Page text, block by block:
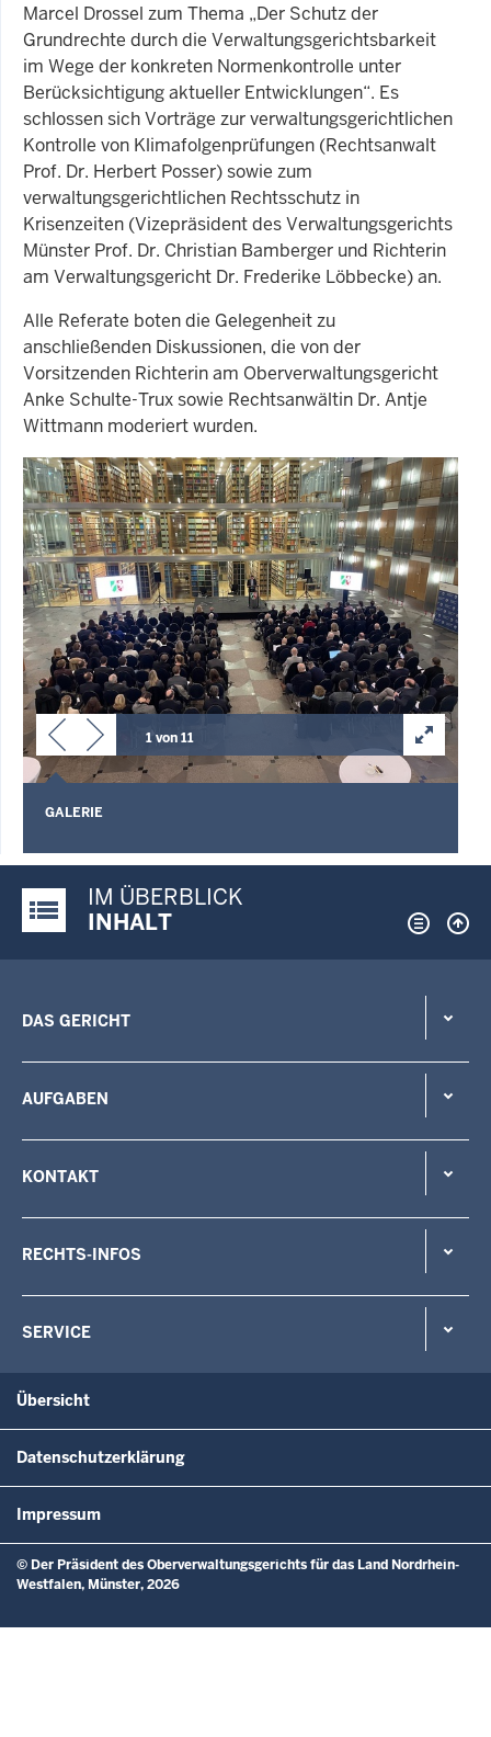
Marcel Drossel zum Thema „Der Schutz der
Grundrechte durch die Verwaltungsgerichtsbarkeit
im Wege der konkreten Normenkontrolle unter
Berücksichtigung aktueller Entwicklungen“. Es
schlossen sich Vorträge zur verwaltungsgerichtlichen
Kontrolle von Klimafolgenprüfungen (Rechtsanwalt
Prof. Dr. Herbert Posser) sowie zum
verwaltungsgerichtlichen Rechtsschutz in
Krisenzeiten (Vizepräsident des Verwaltungsgerichts
Münster Prof. Dr. Christian Bamberger und Richterin
am Verwaltungsgericht Dr. Frederike Löbbecke) an.
Alle Referate boten die Gelegenheit zu
anschließenden Diskussionen, die von der
Vorsitzenden Richterin am Oberverwaltungsgericht
Anke Schulte-Trux sowie Rechtsanwältin Dr. Antje
Wittmann moderiert wurden.
1 von 11
GALERIE
Justiz-Portal im Überblick:
IM ÜBERBLICK
INHALT
DAS GERICHT
AUFGABEN
KONTAKT
RECHTS-INFOS
SERVICE
Übersicht
Datenschutzerklärung
Impressum
© Der Präsident des Oberverwaltungsgerichts für das Land Nordrhein-
Westfalen, Münster, 2026